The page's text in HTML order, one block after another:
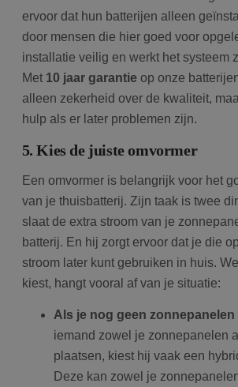
ervoor dat hun batterijen alleen
door mensen die hier goed voor
installatie veilig en werkt het systeem
Met 10 jaar garantieop onze
alleen zekerheid over de kwaliteit,
hulp als er later problemen zijn.
5. Kies de juiste omvormer
Een omvormer is belangrijk voor het
van je thuisbatterij. Zijn taak is twee
slaat de extra stroom van je
batterij. En hij zorgt ervoor dat je die
stroom later kunt gebruiken in huis.
kiest, hangt vooral af van je situatie:
Als je nog geen zonnepanelen
iemand zowel je zonnepanelen
plaatsen, kiest hij vaak een
Deze kan zowel je